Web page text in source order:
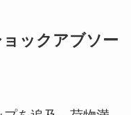
ックアブソー